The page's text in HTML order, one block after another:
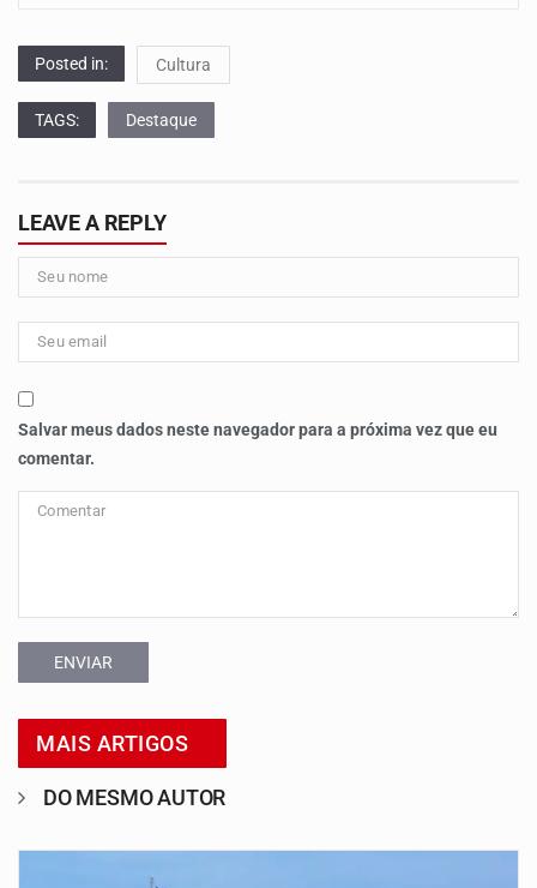
Posted in: Cultura
TAGS: Destaque
LEAVE A REPLY
Salvar meus dados neste navegador para a próxima vez que eu
comentar.
ENVIAR
MAIS ARTIGOS
DO MESMO AUTOR